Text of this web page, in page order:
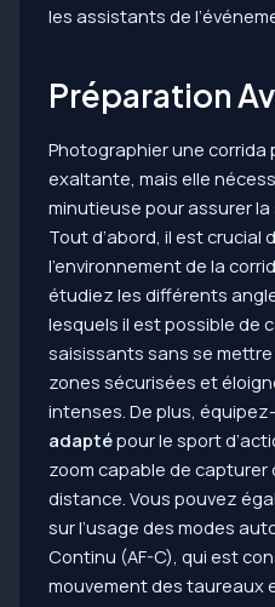
les assistants de
Préparation
Photographier une
exaltante, mais elle
minutieuse pour assurer
Tout d’abord, il est crucial
l’environnement de la
étudiez les différents
lesquels il est possible de
saisissants sans se mettre
zones sécurisées et
intenses. De plus,
adaptépour le sport
zoom capable de capturer
distance. Vous pouvez
sur l’usage des modes
Continu (AF-C), qui est
mouvement des taureaux